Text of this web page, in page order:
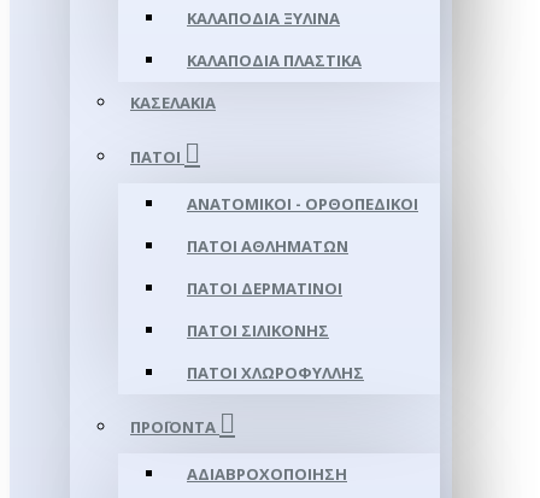
ΚΑΛΑΠΌΔΙΑ ΞΎΛΙΝΑ
ΚΑΛΑΠΌΔΙΑ ΠΛΑΣΤΙΚΆ
ΚΑΣΕΛΆΚΙΑ
ΠΆΤΟΙ
ΑΝΑΤΟΜΙΚΟΊ - ΟΡΘΟΠΕΔΙΚΟΊ
ΠΆΤΟΙ ΑΘΛΗΜΆΤΩΝ
ΠΆΤΟΙ ΔΕΡΜΆΤΙΝΟΙ
ΠΆΤΟΙ ΣΙΛΙΚΌΝΗΣ
ΠΆΤΟΙ ΧΛΩΡΟΦΎΛΛΗΣ
ΠΡΟΪΌΝΤΑ
ΑΔΙΑΒΡΟΧΟΠΟΊΗΣΗ